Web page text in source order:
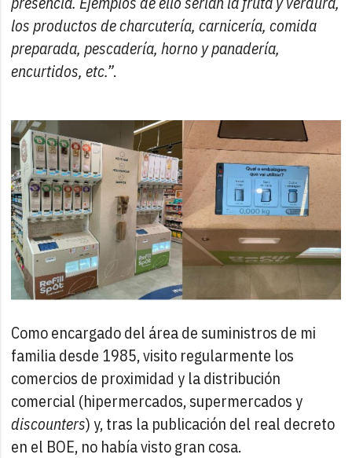
los productos de charcutería, carnicería, comida
preparada, pescadería, horno y panadería,
encurtidos, etc.”.
Como encargado del área de suministros de mi
familia desde 1985, visito regularmente los
comercios de proximidad y la distribución
comercial (hipermercados, supermercados y
discounters) y, tras la publicación del real decreto
en el BOE, no había visto gran cosa.